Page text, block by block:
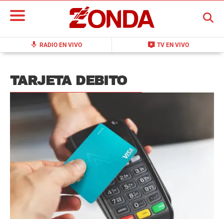
mic RADIO EN VIVO live_tv TV EN VIVO
BUSCAR
TARJETA DEBITO